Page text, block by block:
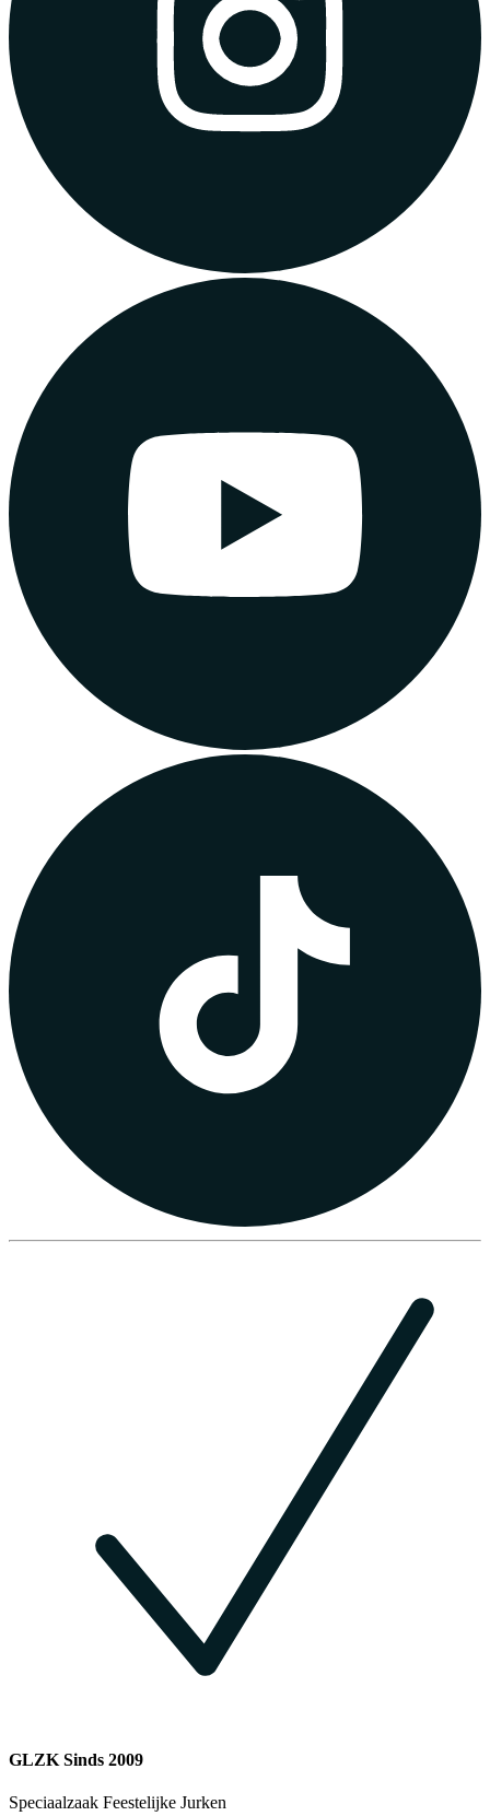
GLZK Sinds 2009
Speciaalzaak Feestelijke Jurken